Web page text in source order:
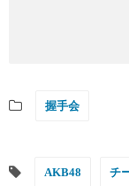
握手会
AKB48 チ